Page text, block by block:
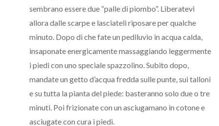
sembrano essere due “palle di piombo”. Liberatevi
allora dalle scarpe e lasciateli riposare per qualche
minuto. Dopo di che fate un pediluvio in acqua calda,
insaponate energicamente massaggiando leggermente
i piedi con uno speciale spazzolino. Subito dopo,
mandate un getto d’acqua fredda sulle punte, sui talloni
e su tutta la pianta del piede: basteranno solo due o tre
minuti. Poi frizionate con un asciugamano in cotone e
asciugate con cura i piedi.